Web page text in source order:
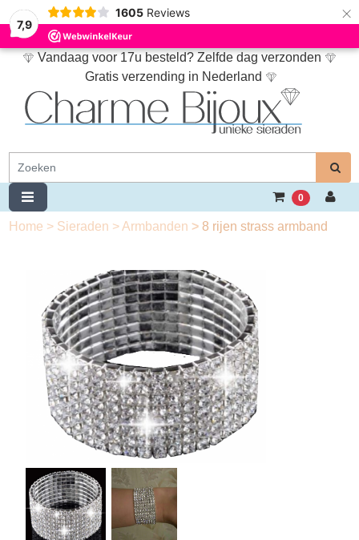
7,9
1605 Reviews ×
Vandaag voor 17u besteld? Zelfde dag verzonden
Gratis verzending in Nederland
0
Home > Sieraden >Armbanden > 8 rijen strass armband